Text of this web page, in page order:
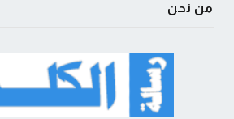
من نحن